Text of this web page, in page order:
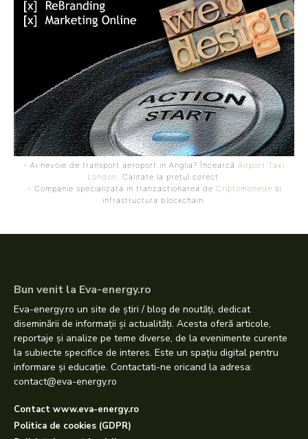
- Ai nevoie de transport aeroport in Anglia? Încearcă Airport Taxi
London . Calitate la prețul corect.
- Companie specializata in tranzactionarea de Criptomonede si
infrastructura blockchain.
Bun venit la Eva-energy.ro
Eva-energy.ro un site de știri / blog de noutăți, dedicat
diseminării de informații și actualități. Acesta oferă articole,
reportaje și analize pe teme diverse, de la evenimente curente
la subiecte specifice de interes. Este un spațiu digital pentru
informare și educație. Contactati-ne oricand la adresa:
contact@eva-energy.ro
Contact www.eva-energy.ro
Politica de cookies (GDPR)